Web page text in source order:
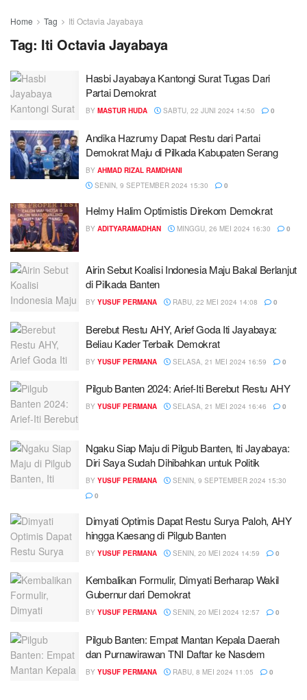
Home Tag Iti Octavia Jayabaya
Tag: Iti Octavia Jayabaya
Hasbi Jayabaya Kantongi Surat Tugas Dari
Partai Demokrat
BY MASTUR HUDA SABTU, 22 JUNI 2024 14:50 0
Andika Hazrumy Dapat Restu dari Partai
Demokrat Maju di Pilkada Kabupaten Serang
BY AHMAD RIZAL RAMDHANI
SENIN, 9 SEPTEMBER 2024 15:30
0
Helmy Halim Optimistis Direkom Demokrat
BY ADITYARAMADHAN MINGGU, 26 MEI 2024 16:30 0
Airin Sebut Koalisi Indonesia Maju Bakal Berlanjut
di Pilkada Banten
BY YUSUF PERMANA RABU, 22 MEI 2024 14:08 0
Berebut Restu AHY, Arief Goda Iti Jayabaya:
Beliau Kader Terbaik Demokrat
BY YUSUF PERMANA SELASA, 21 MEI 2024 16:59 0
Pilgub Banten 2024: Arief-Iti Berebut Restu AHY
BY YUSUF PERMANA SELASA, 21 MEI 2024 16:46 0
Ngaku Siap Maju di Pilgub Banten, Iti Jayabaya:
Diri Saya Sudah Dihibahkan untuk Politik
BY YUSUF PERMANA
SENIN, 9 SEPTEMBER 2024 15:30
0
Dimyati Optimis Dapat Restu Surya Paloh, AHY
hingga Kaesang di Pilgub Banten
BY YUSUF PERMANA SENIN, 20 MEI 2024 14:59 0
Kembalikan Formulir, Dimyati Berharap Wakil
Gubernur dari Demokrat
BY YUSUF PERMANA SENIN, 20 MEI 2024 12:57 0
Pilgub Banten: Empat Mantan Kepala Daerah
dan Purnawirawan TNI Daftar ke Nasdem
BY YUSUF PERMANA RABU, 8 MEI 2024 11:05 0